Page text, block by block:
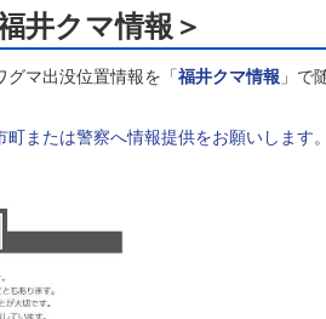
井クマ情報＞
グマ出没位置情報を「福井クマ情報 」で
町または警察へ情報提供をお願いします。